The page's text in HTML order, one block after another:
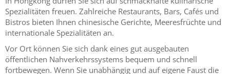
Spezialitäten freuen. Zahlreiche Restaurants, Bars, Cafés und
Bistros bieten Ihnen chinesische Gerichte, Meeresfrüchte und
internationale Spezialitäten an.
Vor Ort können Sie sich dank eines gut ausgebauten
öffentlichen Nahverkehrssystems bequem und schnell
fortbewegen. Wenn Sie unabhängig und auf eigene Faust die